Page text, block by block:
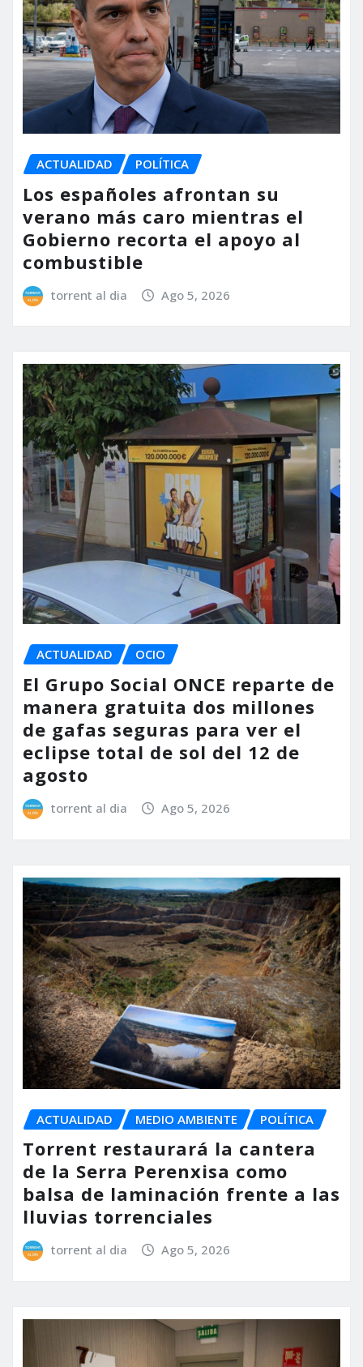
ACTUALIDAD POLÍTICA
Los españoles afrontan su
verano más caro mientras el
Gobierno recorta el apoyo al
combustible
torrent al dia Ago 5, 2026
ACTUALIDAD OCIO
El Grupo Social ONCE reparte de
manera gratuita dos millones
de gafas seguras para ver el
eclipse total de sol del 12 de
agosto
torrent al dia Ago 5, 2026
ACTUALIDAD MEDIO AMBIENTE POLÍTICA
Torrent restaurará la cantera
de la Serra Perenxisa como
balsa de laminación frente a las
lluvias torrenciales
torrent al dia Ago 5, 2026